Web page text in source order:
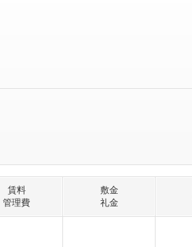
賃料
管理費
敷金
礼金